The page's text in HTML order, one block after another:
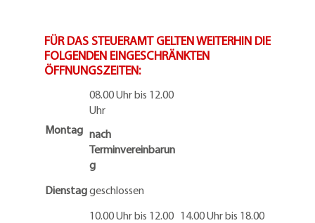
FÜR DAS STEUERAMT GELTEN WEITERHIN DIE
FOLGENDEN EINGESCHRÄNKTEN
ÖFFNUNGSZEITEN:
Montag
08.00 Uhr bis 12.00
Uhr
nach
Terminvereinbarun
g
Dienstaggeschlossen
10.00 Uhr bis 12.00 14.00 Uhr bis 18.00